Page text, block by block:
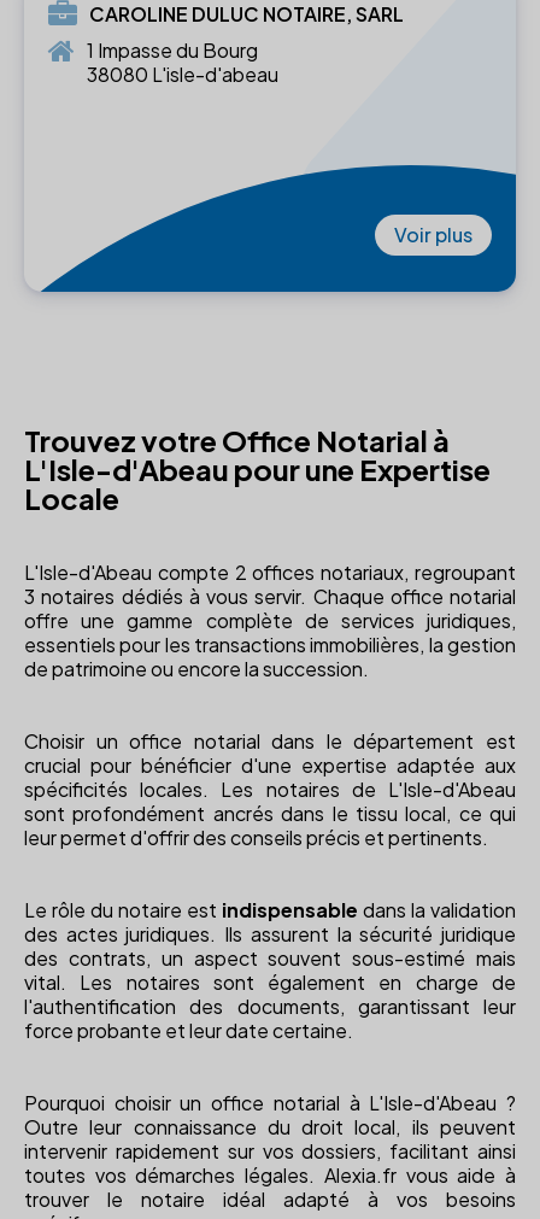
CAROLINE DULUC NOTAIRE, SARL
1 Impasse du Bourg
38080 L'isle-d'abeau
Voir plus
Trouvez votre Office Notarial à
L'Isle-d'Abeau pour une Expertise
Locale
L'Isle-d'Abeau compte 2 offices notariaux, regroupant
3 notaires dédiés à vous servir. Chaque office notarial
offre une gamme complète de services juridiques,
essentiels pour les transactions immobilières, la gestion
de patrimoine ou encore la succession.
Choisir un office notarial dans le département est
crucial pour bénéficier d'une expertise adaptée aux
spécificités locales. Les notaires de L'Isle-d'Abeau
sont profondément ancrés dans le tissu local, ce qui
leur permet d'offrir des conseils précis et pertinents.
Le rôle du notaire est indispensable dans la validation
des actes juridiques. Ils assurent la sécurité juridique
des contrats, un aspect souvent sous-estimé mais
vital. Les notaires sont également en charge de
l'authentification des documents, garantissant leur
force probante et leur date certaine.
Pourquoi choisir un office notarial à L'Isle-d'Abeau ?
Outre leur connaissance du droit local, ils peuvent
intervenir rapidement sur vos dossiers, facilitant ainsi
toutes vos démarches légales. Alexia.fr vous aide à
trouver le notaire idéal adapté à vos besoins